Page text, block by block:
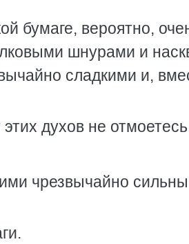
бумаге, вероятно,
шнурами и
сладкими и,
духов не
чрезвычайно